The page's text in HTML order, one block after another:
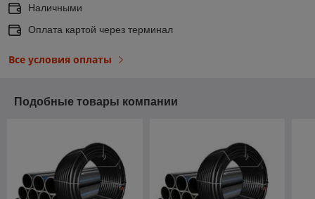
Наличными
Оплата картой через терминал
Все условия оплаты
Подобные товары компании